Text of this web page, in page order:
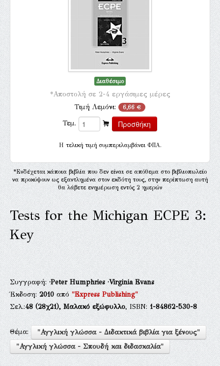
Διαθέσιμο
*Αποστολή σε 2-4 εργάσιμες μέρες
Τιμή Λεμόνι: 6,66 €
Τεμ.
H τελική τιμή συμπεριλαμβάνει ΦΠΑ.
*Ενδέχεται κάποια βιβλία που δεν είναι σε απόθεμα στο βιβλιοπωλείο
να προκύψουν ως εξαντλημένα στον εκδότη τους, στην περίπτωση αυτή
θα λάβετε ενημέρωση εντός 2 ημερών
Tests for the Michigan ECPE 3:
Key
Συγγραφή:·Peter Humphries·Virginia Evans
Έκδοση:2010από"Express Publishing"
Σελ.:48(28χ21), Μαλακό εξώφυλλο, ISBN:1-84862-530-8
Θέμα:
"Αγγλική γλώσσα - Διδακτικά βιβλία για ξένους"
"Αγγλική γλώσσα - Σπουδή και διδασκαλία"